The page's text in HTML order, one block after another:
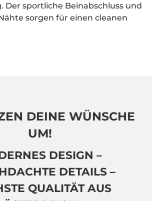
Der sportliche Beinabschluss und
sorgen für einen cleanen
DEINE WÜNSCHE
UM!
DESIGN –
DETAILS –
QUALITÄT AUS